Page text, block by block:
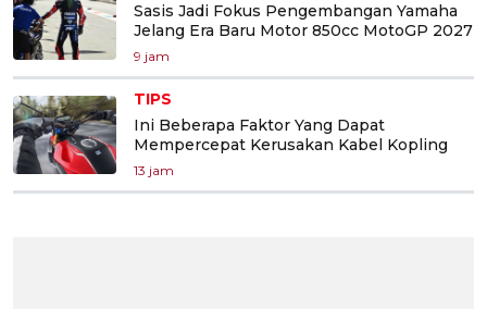
Sasis Jadi Fokus Pengembangan Yamaha
Jelang Era Baru Motor 850cc MotoGP 2027
9 jam
TIPS
Ini Beberapa Faktor Yang Dapat
Mempercepat Kerusakan Kabel Kopling
13 jam